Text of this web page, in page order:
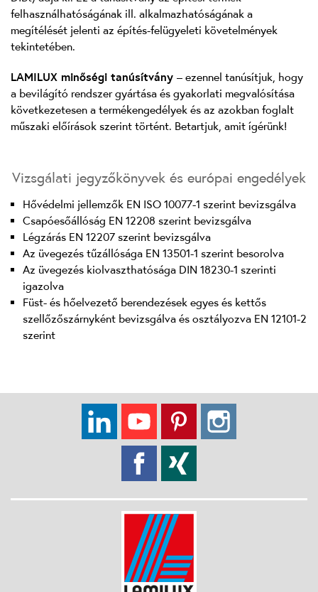
felhasználhatóságának ill. alkalmazhatóságának a
megítélését jelenti az építés-felügyeleti követelmények
tekintetében.
LAMILUX minőségi tanúsítvány – ezennel tanúsítjuk, hogy
a bevilágító rendszer gyártása és gyakorlati megvalósítása
következetesen a termékengedélyek és az azokban foglalt
műszaki előírások szerint történt. Betartjuk, amit ígérünk!
Vizsgálati jegyzőkönyvek és európai engedélyek
Hővédelmi jellemzők EN ISO 10077-1 szerint bevizsgálva
Csapóesőállóság EN 12208 szerint bevizsgálva
Légzárás EN 12207 szerint bevizsgálva
Az üvegezés tűzállósága EN 13501-1 szerint besorolva
Az üvegezés kiolvaszthatósága DIN 18230-1 szerinti
igazolva
Füst- és hőelvezető berendezések egyes és kettős
szellőzőszárnyként bevizsgálva és osztályozva EN 12101-2
szerint